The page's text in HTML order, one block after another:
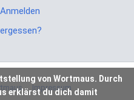
Impressum
von Wortmaus. Durch
erklärst du dich damit